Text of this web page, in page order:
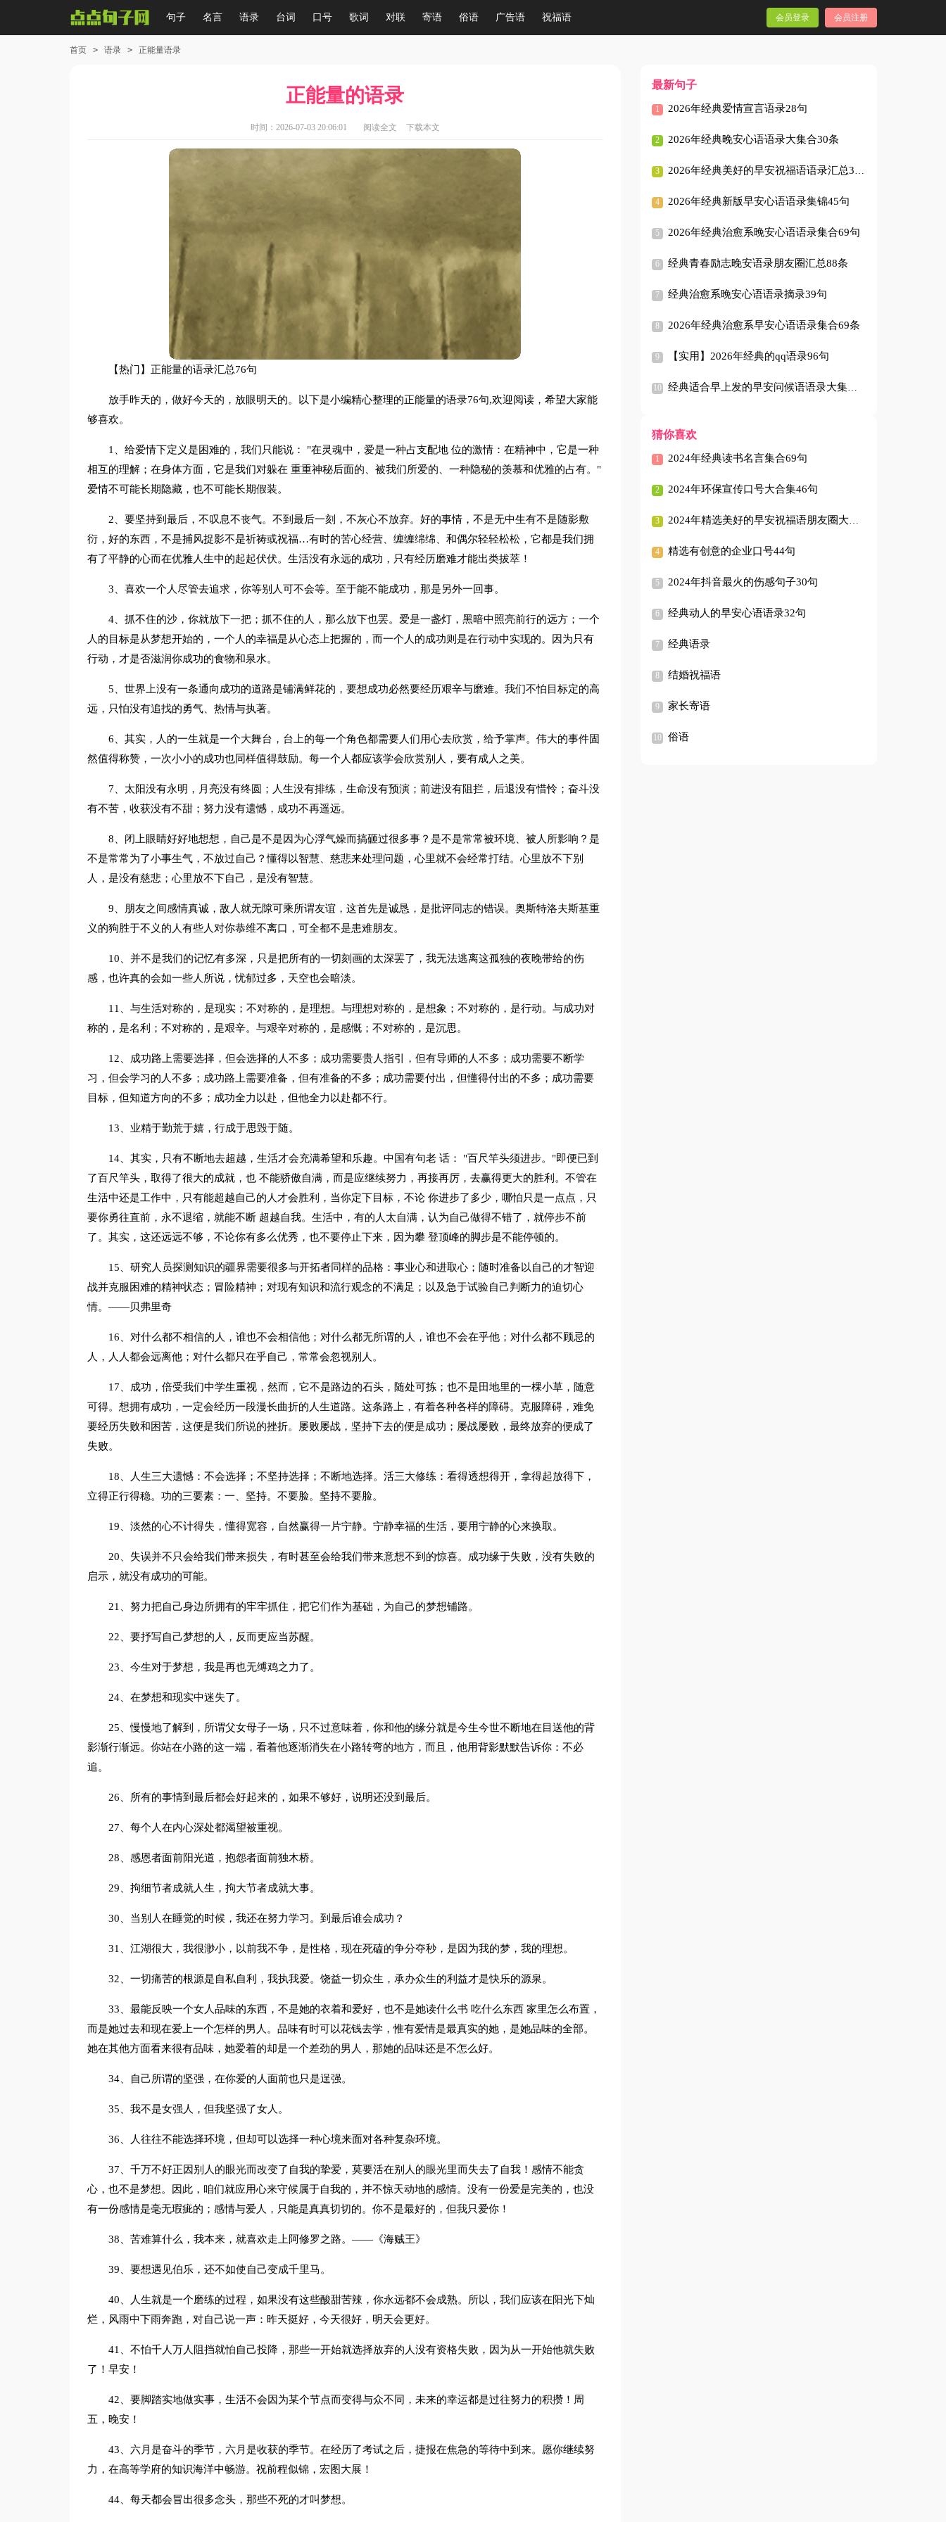
句子 名言 语录 台词 口号 歌词 对联 寄语 俗语 广告语 祝福语 会员登录 会员注册
首页 > 语录 > 正能量语录
正能量的语录
时间：2026-07-03 20:06:01 阅读全文 下载本文
【热门】正能量的语录汇总76句
放手昨天的，做好今天的，放眼明天的。以下是小编精心整理的正能量的语录76句,欢迎阅读，希望大家能
够喜欢。
1、给爱情下定义是困难的，我们只能说： "在灵魂中，爱是一种占支配地 位的激情：在精神中，它是一种
相互的理解；在身体方面，它是我们对躲在 重重神秘后面的、被我们所爱的、一种隐秘的羡慕和优雅的占有。"
爱情不可能长期隐藏，也不可能长期假装。
2、要坚持到最后，不叹息不丧气。不到最后一刻，不灰心不放弃。好的事情，不是无中生有不是随影敷
衍，好的东西，不是捕风捉影不是祈祷或祝福…有时的苦心经营、缠缠绵绵、和偶尔轻轻松松，它都是我们拥
有了平静的心而在优雅人生中的起起伏伏。生活没有永远的成功，只有经历磨难才能出类拔萃！
3、喜欢一个人尽管去追求，你等别人可不会等。至于能不能成功，那是另外一回事。
4、抓不住的沙，你就放下一把；抓不住的人，那么放下也罢。爱是一盏灯，黑暗中照亮前行的远方；一个
人的目标是从梦想开始的，一个人的幸福是从心态上把握的，而一个人的成功则是在行动中实现的。因为只有
行动，才是否滋润你成功的食物和泉水。
5、世界上没有一条通向成功的道路是铺满鲜花的，要想成功必然要经历艰辛与磨难。我们不怕目标定的高
远，只怕没有追找的勇气、热情与执著。
6、其实，人的一生就是一个大舞台，台上的每一个角色都需要人们用心去欣赏，给予掌声。伟大的事件固
然值得称赞，一次小小的成功也同样值得鼓励。每一个人都应该学会欣赏别人，要有成人之美。
7、太阳没有永明，月亮没有终圆；人生没有排练，生命没有预演；前进没有阻拦，后退没有惜怜；奋斗没
有不苦，收获没有不甜；努力没有遗憾，成功不再遥远。
8、闭上眼睛好好地想想，自己是不是因为心浮气燥而搞砸过很多事？是不是常常被环境、被人所影响？是
不是常常为了小事生气，不放过自己？懂得以智慧、慈悲来处理问题，心里就不会经常打结。心里放不下别
人，是没有慈悲；心里放不下自己，是没有智慧。
9、朋友之间感情真诚，敌人就无隙可乘所谓友谊，这首先是诚恳，是批评同志的错误。奥斯特洛夫斯基重
义的狗胜于不义的人有些人对你恭维不离口，可全都不是患难朋友。
10、并不是我们的记忆有多深，只是把所有的一切刻画的太深罢了，我无法逃离这孤独的夜晚带给的伤
感，也许真的会如一些人所说，忧郁过多，天空也会暗淡。
11、与生活对称的，是现实；不对称的，是理想。与理想对称的，是想象；不对称的，是行动。与成功对
称的，是名利；不对称的，是艰辛。与艰辛对称的，是感慨；不对称的，是沉思。
12、成功路上需要选择，但会选择的人不多；成功需要贵人指引，但有导师的人不多；成功需要不断学
习，但会学习的人不多；成功路上需要准备，但有准备的不多；成功需要付出，但懂得付出的不多；成功需要
目标，但知道方向的不多；成功全力以赴，但他全力以赴都不行。
13、业精于勤荒于嬉，行成于思毁于随。
14、其实，只有不断地去超越，生活才会充满希望和乐趣。中国有句老 话： "百尺竿头须进步。"即便已到
了百尺竿头，取得了很大的成就，也 不能骄傲自满，而是应继续努力，再接再厉，去赢得更大的胜利。不管在
生活中还是工作中，只有能超越自己的人才会胜利，当你定下目标，不论 你进步了多少，哪怕只是一点点，只
要你勇往直前，永不退缩，就能不断 超越自我。生活中，有的人太自满，认为自己做得不错了，就停步不前
了。其实，这还远远不够，不论你有多么优秀，也不要停止下来，因为攀 登顶峰的脚步是不能停顿的。
15、研究人员探测知识的疆界需要很多与开拓者同样的品格：事业心和进取心；随时准备以自己的才智迎
战并克服困难的精神状态；冒险精神；对现有知识和流行观念的不满足；以及急于试验自己判断力的迫切心
情。——贝弗里奇
16、对什么都不相信的人，谁也不会相信他；对什么都无所谓的人，谁也不会在乎他；对什么都不顾忌的
人，人人都会远离他；对什么都只在乎自己，常常会忽视别人。
17、成功，倍受我们中学生重视，然而，它不是路边的石头，随处可拣；也不是田地里的一棵小草，随意
可得。想拥有成功，一定会经历一段漫长曲折的人生道路。这条路上，有着各种各样的障碍。克服障碍，难免
要经历失败和困苦，这便是我们所说的挫折。屡败屡战，坚持下去的便是成功；屡战屡败，最终放弃的便成了
失败。
18、人生三大遗憾：不会选择；不坚持选择；不断地选择。活三大修练：看得透想得开，拿得起放得下，
立得正行得稳。功的三要素：一、坚持。不要脸。坚持不要脸。
19、淡然的心不计得失，懂得宽容，自然赢得一片宁静。宁静幸福的生活，要用宁静的心来换取。
20、失误并不只会给我们带来损失，有时甚至会给我们带来意想不到的惊喜。成功缘于失败，没有失败的
启示，就没有成功的可能。
21、努力把自己身边所拥有的牢牢抓住，把它们作为基础，为自己的梦想铺路。
22、要抒写自己梦想的人，反而更应当苏醒。
23、今生对于梦想，我是再也无缚鸡之力了。
24、在梦想和现实中迷失了。
25、慢慢地了解到，所谓父女母子一场，只不过意味着，你和他的缘分就是今生今世不断地在目送他的背
影渐行渐远。你站在小路的这一端，看着他逐渐消失在小路转弯的地方，而且，他用背影默默告诉你：不必
追。
26、所有的事情到最后都会好起来的，如果不够好，说明还没到最后。
27、每个人在内心深处都渴望被重视。
28、感恩者面前阳光道，抱怨者面前独木桥。
29、拘细节者成就人生，拘大节者成就大事。
30、当别人在睡觉的时候，我还在努力学习。到最后谁会成功？
31、江湖很大，我很渺小，以前我不争，是性格，现在死磕的争分夺秒，是因为我的梦，我的理想。
32、一切痛苦的根源是自私自利，我执我爱。饶益一切众生，承办众生的利益才是快乐的源泉。
33、最能反映一个女人品味的东西，不是她的衣着和爱好，也不是她读什么书 吃什么东西 家里怎么布置，
而是她过去和现在爱上一个怎样的男人。品味有时可以花钱去学，惟有爱情是最真实的她，是她品味的全部。
她在其他方面看来很有品味，她爱着的却是一个差劲的男人，那她的品味还是不怎么好。
34、自己所谓的坚强，在你爱的人面前也只是逞强。
35、我不是女强人，但我坚强了女人。
36、人往往不能选择环境，但却可以选择一种心境来面对各种复杂环境。
37、千万不好正因别人的眼光而改变了自我的挚爱，莫要活在别人的眼光里而失去了自我！感情不能贪
心，也不是梦想。因此，咱们就应用心来守候属于自我的，并不惊天动地的感情。没有一份爱是完美的，也没
有一份感情是毫无瑕疵的；感情与爱人，只能是真真切切的。你不是最好的，但我只爱你！
38、苦难算什么，我本来，就喜欢走上阿修罗之路。——《海贼王》
39、要想遇见伯乐，还不如使自己变成千里马。
40、人生就是一个磨练的过程，如果没有这些酸甜苦辣，你永远都不会成熟。所以，我们应该在阳光下灿
烂，风雨中下雨奔跑，对自己说一声：昨天挺好，今天很好，明天会更好。
41、不怕千人万人阻挡就怕自己投降，那些一开始就选择放弃的人没有资格失败，因为从一开始他就失败
了！早安！
42、要脚踏实地做实事，生活不会因为某个节点而变得与众不同，未来的幸运都是过往努力的积攒！周
五，晚安！
43、六月是奋斗的季节，六月是收获的季节。在经历了考试之后，捷报在焦急的等待中到来。愿你继续努
力，在高等学府的知识海洋中畅游。祝前程似锦，宏图大展！
44、每天都会冒出很多念头，那些不死的才叫梦想。
最新句子
2026年经典爱情宣言语录28句
2026年经典晚安心语语录大集合30条
2026年经典美好的早安祝福语语录汇总37条
2026年经典新版早安心语语录集锦45句
2026年经典治愈系晚安心语语录集合69句
经典青春励志晚安语录朋友圈汇总88条
经典治愈系晚安心语语录摘录39句
2026年经典治愈系早安心语语录集合69条
【实用】2026年经典的qq语录96句
经典适合早上发的早安问候语语录大集合43条
猜你喜欢
2024年经典读书名言集合69句
2024年环保宣传口号大合集46句
2024年精选美好的早安祝福语朋友圈大合集59句
精选有创意的企业口号44句
2024年抖音最火的伤感句子30句
经典动人的早安心语语录32句
经典语录
结婚祝福语
家长寄语
俗语